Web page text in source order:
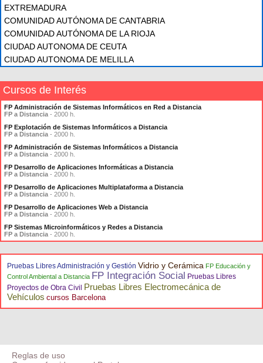
EXTREMADURA
COMUNIDAD AUTÓNOMA DE CANTABRIA
COMUNIDAD AUTÓNOMA DE LA RIOJA
CIUDAD AUTONOMA DE CEUTA
CIUDAD AUTONOMA DE MELILLA
Cursos de Interés
FP Administración de Sistemas Informáticos en Red a Distancia
FP a Distancia - 2000 h.
FP Explotación de Sistemas Informáticos a Distancia
FP a Distancia - 2000 h.
FP Administración de Sistemas Informáticos a Distancia
FP a Distancia - 2000 h.
FP Desarrollo de Aplicaciones Informáticas a Distancia
FP a Distancia - 2000 h.
FP Desarrollo de Aplicaciones Multiplataforma a Distancia
FP a Distancia - 2000 h.
FP Desarrollo de Aplicaciones Web a Distancia
FP a Distancia - 2000 h.
FP Sistemas Microinformáticos y Redes a Distancia
FP a Distancia - 2000 h.
Pruebas Libres Administración y Gestión Vidrio y Cerámica FP Educación y
Control Ambiental a Distancia FP Integración Social Pruebas Libres
Proyectos de Obra Civil Pruebas Libres Electromecánica de
Vehículos cursos Barcelona
Reglas de uso